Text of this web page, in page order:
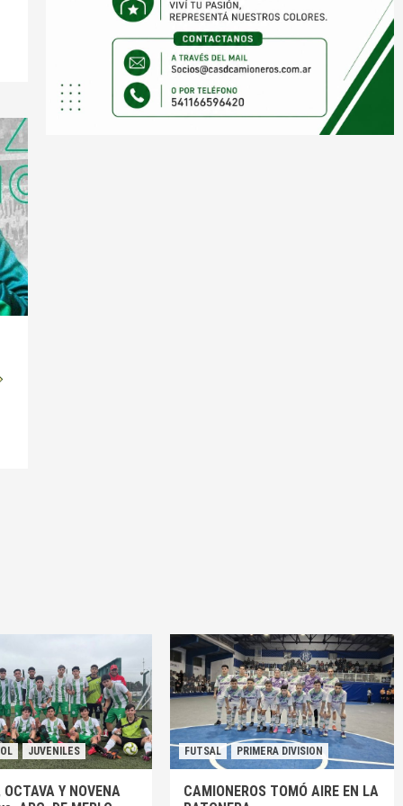
JUVENILES
Y NOVENA
FUTSAL PRIMERA DIVISION
CAMIONEROS TOMÓ AIRE EN LA